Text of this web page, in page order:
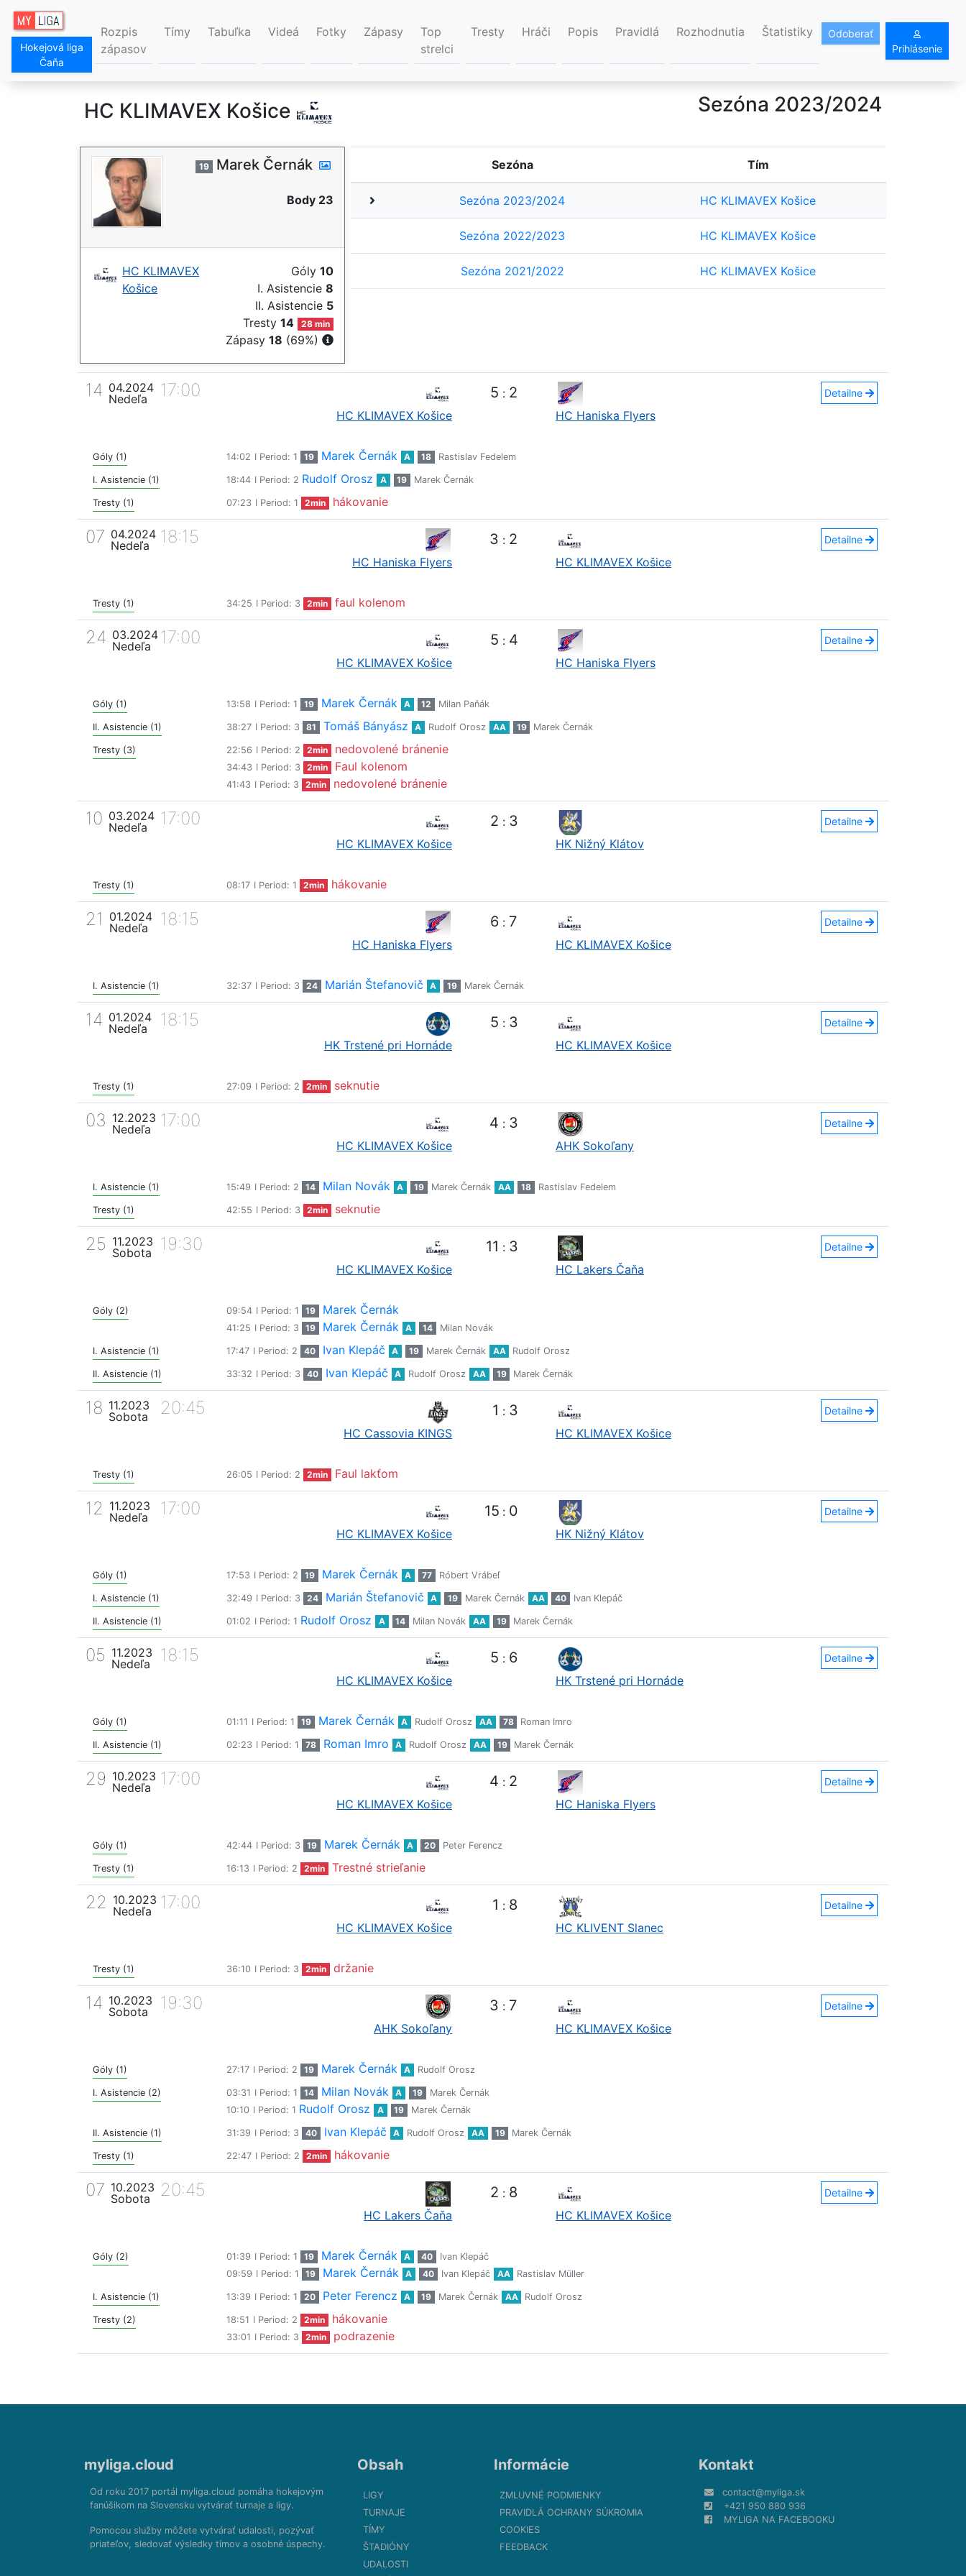
Hokejová liga
Čaňa
Rozpis
zápasov
Tímy Tabuľka Videá Fotky Zápasy
Top
strelci
Tresty Hráči Popis Pravidlá Rozhodnutia Štatistiky
Odoberať
Prihlásenie
HC KLIMAVEX Košice Sezóna 2023/2024
19 Marek Černák
Body 23
HC KLIMAVEX
Košice
Góly 10
I. Asistencie 8
II. Asistencie 5
Tresty14 28 min
Zápasy 18 (69%)
Sezóna Tím
Sezóna 2023/2024 HC KLIMAVEX Košice
Sezóna 2022/2023 HC KLIMAVEX Košice
Sezóna 2021/2022 HC KLIMAVEX Košice
14 04.2024
Nedeľa
17:00
HC KLIMAVEX Košice
5 : 2
HC Haniska Flyers
Detailne
Góly (1) 14:02 I Period: 1 19 Marek Černák A 18 Rastislav Fedelem
I. Asistencie (1) 18:44 I Period: 2 Rudolf Orosz A 19 Marek Černák
Tresty (1) 07:23 I Period: 1 2min hákovanie
07 04.2024
Nedeľa
18:15
HC Haniska Flyers
3 : 2
HC KLIMAVEX Košice
Detailne
Tresty (1) 34:25 I Period: 3 2min faul kolenom
24 03.2024
Nedeľa
17:00
HC KLIMAVEX Košice
5 : 4
HC Haniska Flyers
Detailne
Góly (1) 13:58 I Period: 1 19 Marek Černák A 12 Milan Paňák
II. Asistencie (1) 38:27 I Period: 3 81 Tomáš Bányász A Rudolf Orosz AA 19 Marek Černák
Tresty (3) 22:56 I Period: 2 2min nedovolené bránenie
34:43 I Period: 3 2min Faul kolenom
41:43 I Period: 3 2min nedovolené bránenie
10 03.2024
Nedeľa
17:00
HC KLIMAVEX Košice
2 : 3
HK Nižný Klátov
Detailne
Tresty (1) 08:17 I Period: 1 2min hákovanie
21
01.2024
Nedeľa
18:15
HC Haniska Flyers
6 : 7
HC KLIMAVEX Košice
Detailne
I. Asistencie (1) 32:37 I Period: 3 24 Marián Štefanovič A 19 Marek Černák
14 01.2024
Nedeľa
18:15
HK Trstené pri Hornáde
5 : 3
HC KLIMAVEX Košice
Detailne
Tresty (1) 27:09 I Period: 2 2min seknutie
03 12.2023
Nedeľa
17:00
HC KLIMAVEX Košice
4 : 3
AHK Sokoľany
Detailne
I. Asistencie (1) 15:49 I Period: 2 14 Milan Novák A 19 Marek Černák AA 18 Rastislav Fedelem
Tresty (1) 42:55 I Period: 3 2min seknutie
25 11.2023
Sobota
19:30
HC KLIMAVEX Košice
11 : 3
HC Lakers Čaňa
Detailne
Góly (2) 09:54 I Period: 1 19 Marek Černák
41:25 I Period: 3 19 Marek Černák A 14 Milan Novák
I. Asistencie (1) 17:47 I Period: 2 40 Ivan Klepáč A 19 Marek Černák AA Rudolf Orosz
II. Asistencie (1) 33:32 I Period: 3 40 Ivan Klepáč A Rudolf Orosz AA 19 Marek Černák
18 11.2023
Sobota
20:45
HC Cassovia KINGS
1 : 3
HC KLIMAVEX Košice
Detailne
Tresty (1) 26:05 I Period: 2 2min Faul lakťom
12 11.2023
Nedeľa
17:00
HC KLIMAVEX Košice
15 : 0
HK Nižný Klátov
Detailne
Góly (1) 17:53 I Period: 2 19 Marek Černák A 77 Róbert Vrábeľ
I. Asistencie (1) 32:49 I Period: 3 24 Marián Štefanovič A 19 Marek Černák AA 40 Ivan Klepáč
II. Asistencie (1) 01:02 I Period: 1 Rudolf Orosz A 14 Milan Novák AA 19 Marek Černák
05 11.2023
Nedeľa
18:15
HC KLIMAVEX Košice
5 : 6
HK Trstené pri Hornáde
Detailne
Góly (1) 01:11 I Period: 1 19 Marek Černák A Rudolf Orosz AA 78 Roman Imro
II. Asistencie (1) 02:23 I Period: 1 78 Roman Imro A Rudolf Orosz AA 19 Marek Černák
29 10.2023
Nedeľa
17:00
HC KLIMAVEX Košice
4 : 2
HC Haniska Flyers
Detailne
Góly (1) 42:44 I Period: 3 19 Marek Černák A 20 Peter Ferencz
Tresty (1) 16:13 I Period: 2 2min Trestné strieľanie
22 10.2023
Nedeľa
17:00
HC KLIMAVEX Košice
1 : 8
HC KLIVENT Slanec
Detailne
Tresty (1) 36:10 I Period: 3 2min držanie
14 10.2023
Sobota
19:30
AHK Sokoľany
3 : 7
HC KLIMAVEX Košice
Detailne
Góly (1) 27:17 I Period: 2 19 Marek Černák A Rudolf Orosz
I. Asistencie (2) 03:31 I Period: 1 14 Milan Novák A 19
Marek Černák
10:10 I Period: 1 Rudolf Orosz A 19 Marek Černák
II. Asistencie (1) 31:39 I Period: 3 40 Ivan Klepáč A Rudolf Orosz AA 19 Marek Černák
Tresty (1) 22:47 I Period: 2 2min hákovanie
07 10.2023
Sobota
20:45
HC Lakers Čaňa
2 : 8
HC KLIMAVEX Košice
Detailne
Góly (2) 01:39 I Period: 1 19 Marek Černák A 40
Ivan Klepáč
09:59 I Period: 1 19 Marek Černák A 40 Ivan Klepáč AA Rastislav Müller
I. Asistencie (1) 13:39 I Period: 1 20 Peter Ferencz A 19 Marek Černák AA Rudolf Orosz
Tresty (2) 18:51 I Period: 2 2min hákovanie
33:01 I Period: 3 2min podrazenie
myliga.cloud
Od roku 2017 portál myliga.cloud pomáha hokejovým
fanúšikom na Slovensku vytvárať turnaje a ligy.
Pomocou služby môžete vytvárať udalosti, pozývať
priateľov, sledovať výsledky tímov a osobné úspechy.
Obsah
LIGY
TURNAJE
TÍMY
ŠTADIÓNY
UDALOSTI
Informácie
ZMLUVNÉ PODMIENKY
PRAVIDLÁ OCHRANY SÚKROMIA
COOKIES
FEEDBACK
Kontakt
contact@myliga.sk
+421 950 880 936
MYLIGA NA FACEBOOKU